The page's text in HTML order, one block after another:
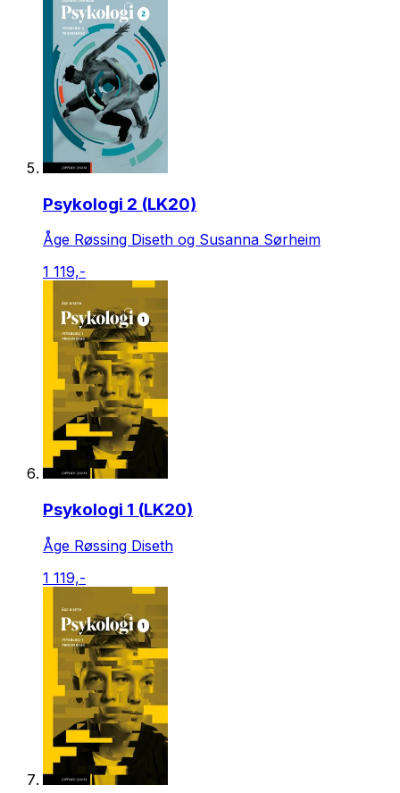
Psykologi 2 (LK20)
Åge Røssing Diseth og Susanna Sørheim
1 119,-
Psykologi 1 (LK20)
Åge Røssing Diseth
1 119,-